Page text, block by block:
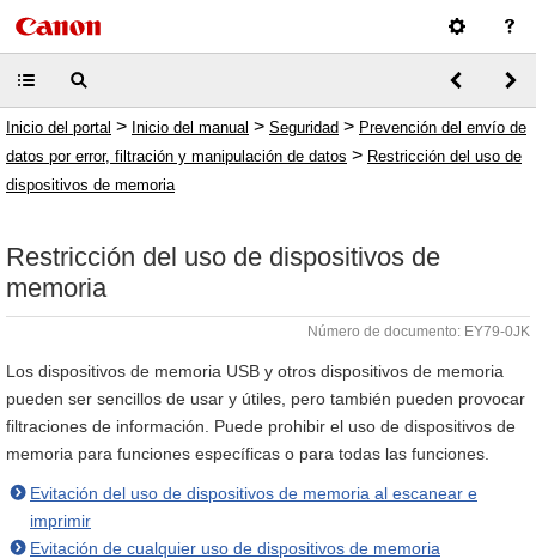
Inicio del portal > Inicio del manual > Seguridad > Prevención del envío de
datos por error, filtración y manipulación de datos > Restricción del uso de
dispositivos de memoria
Restricción del uso de dispositivos de
memoria
Número de documento: EY79-0JK
Los dispositivos de memoria USB y otros dispositivos de memoria
pueden ser sencillos de usar y útiles, pero también pueden provocar
filtraciones de información. Puede prohibir el uso de dispositivos de
memoria para funciones específicas o para todas las funciones.
Evitación del uso de dispositivos de memoria al escanear e
imprimir
Evitación de cualquier uso de dispositivos de memoria